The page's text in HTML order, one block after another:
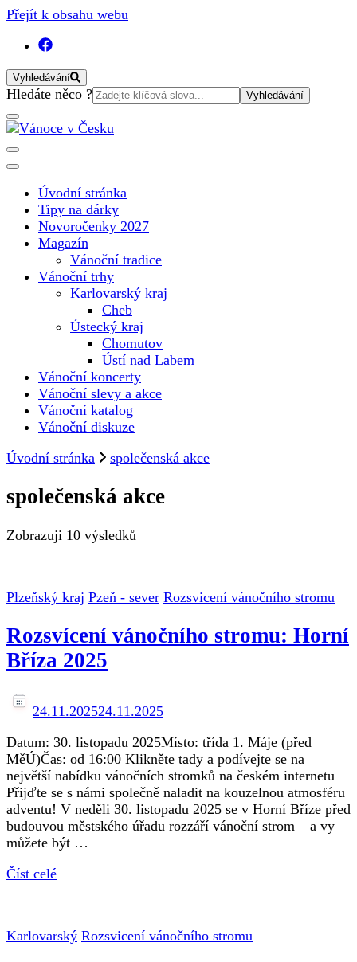
Přejít k obsahu webu
Vyhledávání
Vyhledat:
Hledáte něco ?
Vánoce v Česku
nejkrásnějším svátku v roce v České republice
Úvodní stránka
Tipy na dárky
Novoročenky 2027
Magazín
Vánoční tradice
Vánoční trhy
Karlovarský kraj
Cheb
Ústecký kraj
Chomutov
Ústí nad Labem
Vánoční koncerty
Vánoční slevy a akce
Vánoční katalog
Vánoční diskuze
Úvodní stránka
společenská akce
společenská akce
Zobrazuji 10 výsledků
Plzeňský kraj Pzeň - sever Rozsvicení vánočního stromu
Rozsvícení vánočního stromu: Horní
Bříza 2025
24.11.202524.11.2025
Datum: 30. listopadu 2025Místo: třída 1. Máje (před
MěÚ)Čas: od 16:00 Klikněte tady a podívejte se na
největší nabídku vánočních stromků na českém internetu
Přijďte se s námi společně naladit na kouzelnou atmosféru
adventu! V neděli 30. listopadu 2025 se v Horní Bříze před
budouvou městského úřadu rozzáří vánoční strom – a vy
můžete být …
Číst celé
Karlovarský Rozsvicení vánočního stromu